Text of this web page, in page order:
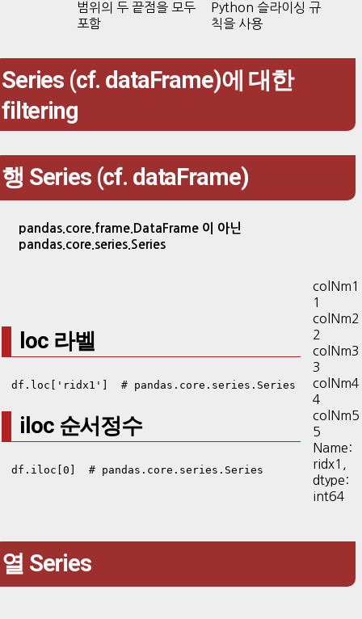
범위의 두 끝점을 모두
포함
Python 슬라이싱 규
칙을 사용
Series (cf. dataFrame)에 대한
filtering
행 Series (cf. dataFrame)
pandas.core.frame.DataFrame 이 아닌
pandas.core.series.Series
loc 라벨
df.loc['ridx1']  # pandas.core.series.Series
iloc 순서정수
df.iloc[0]  # pandas.core.series.Series
colNm1
1
colNm2
2
colNm3
3
colNm4
4
colNm5
5
Name:
ridx1,
dtype:
int64
열 Series